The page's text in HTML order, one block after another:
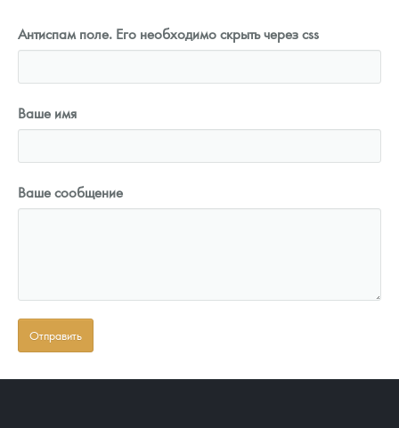
Антиспам поле. Его необходимо скрыть через css
Ваше имя
Ваше сообщение